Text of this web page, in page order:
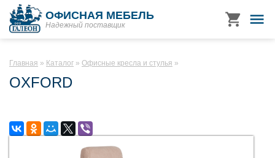
ОФИСНАЯ МЕБЕЛЬ
Надежный поставщик
Главная Каталог Офисные кресла и стулья
OXFORD